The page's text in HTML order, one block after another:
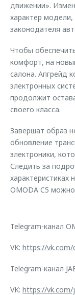
движении».
характер модели,
законодателя
Чтобы
комфорт, на
салона. Апгрейд
электронных
продолжит
своего класса.
Завершат образ
обновление
электроники,
Следить за
характеристиках
OMODA C5
Telegram-канал
VK: https://vk.com/
Telegram-канал
VK: https://vk.com/